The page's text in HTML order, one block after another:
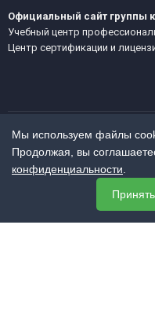
Официальный сайт группы
Учебный центр
Центр сертификации и
МЕНЮ
Мы используем файлы
Продолжая, вы
конфиденциальности
Принять